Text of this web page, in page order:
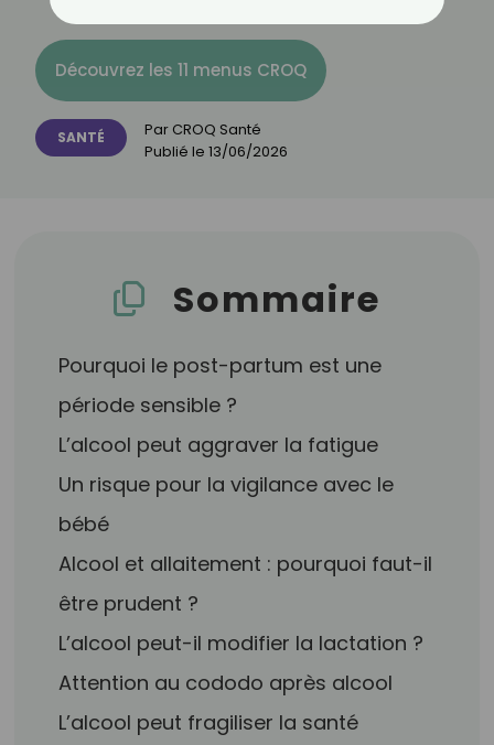
Découvrez les 11 menus CROQ
SANTÉ Par CROQ Santé
Publié le 13/06/2026
Sommaire
Pourquoi le post-partum est une
période sensible ?
L’alcool peut aggraver la fatigue
Un risque pour la vigilance avec le
bébé
Alcool et allaitement : pourquoi faut-il
être prudent ?
L’alcool peut-il modifier la lactation ?
Attention au cododo après alcool
L’alcool peut fragiliser la santé